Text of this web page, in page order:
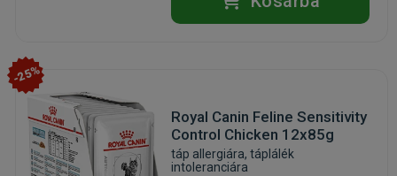
-25%
Royal Canin Feline Sensitivity
Control Chicken 12x85g
táp allergiára, táplálék
intoleranciára